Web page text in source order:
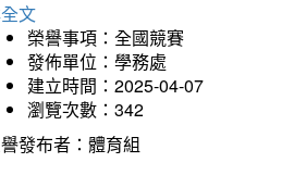
文
榮譽事項：全國競賽
發佈單位：學務處
建立時間：2025-04-07
瀏覽次數：342
發布者：體育組